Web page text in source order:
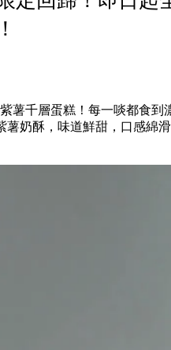
薯千層蛋糕！每一啖都食到
奶酥，味道鮮甜，口感綿滑